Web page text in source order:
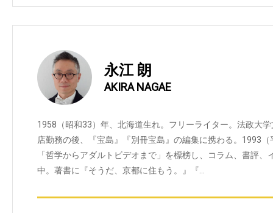
永江 朗
AKIRA NAGAE
1958（昭和33）年、北海道生れ。フリーライター。法政大
店勤務の後、『宝島』『別冊宝島』の編集に携わる。1993
「哲学からアダルトビデオまで」を標榜し、コラム、書評
中。著書に『そうだ、京都に住もう。』『…